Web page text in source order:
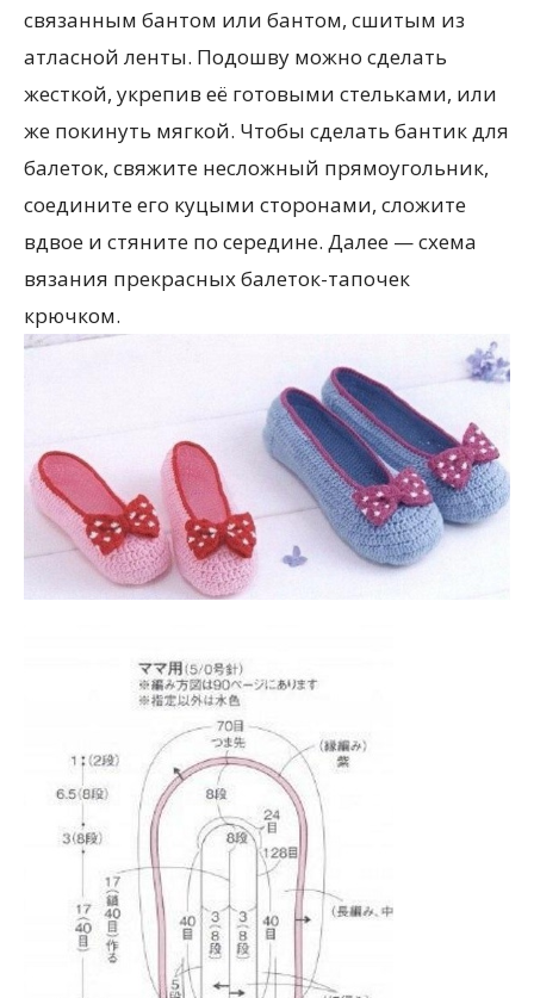
связанным бантом или бантом, сшитым из
атласной ленты. Подошву можно сделать
жесткой, укрепив её готовыми стельками, или
же покинуть мягкой. Чтобы сделать бантик для
балеток, свяжите несложный прямоугольник,
соедините его куцыми сторонами, сложите
вдвое и стяните по середине. Далее — схема
вязания прекрасных балеток-тапочек
крючком.